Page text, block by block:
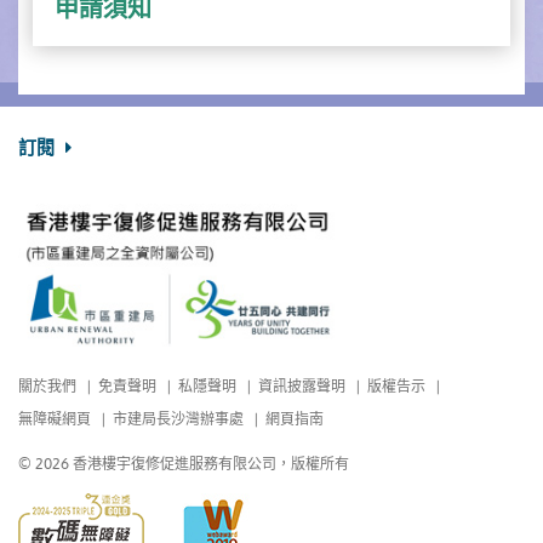
申請須知
訂閱
關於我們 免責聲明 私隱聲明 資訊披露聲明
版權告示
無障礙網頁
市建局長沙灣辦事處 網頁指南
© 2026 香港樓宇復修促進服務有限公司，版權所有